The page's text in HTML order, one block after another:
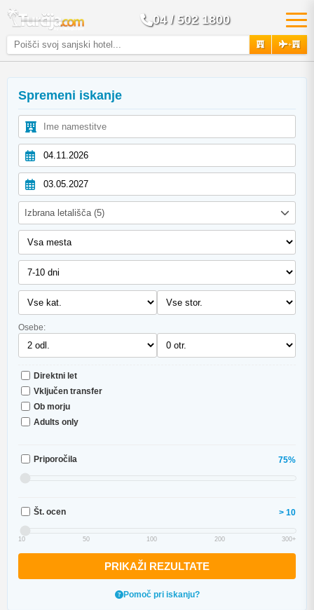
04 / 502 1800
+
Spremeni iskanje
Izbrana letališča (5)
Osebe:
Direktni let
Vključen transfer
Ob morju
Adults only
Priporočila 75%
Št. ocen > 10
10 50 100 200 300+
PRIKAŽI REZULTATE
Pomoč pri iskanju?